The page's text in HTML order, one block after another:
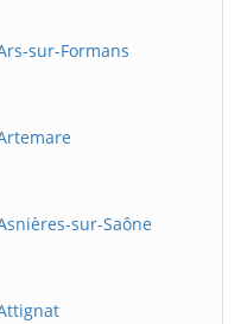
sur-Formans
sur-Saône